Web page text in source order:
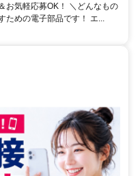
お気軽応募OK！ ＼どんなもの
ための電子部品です！ エ...